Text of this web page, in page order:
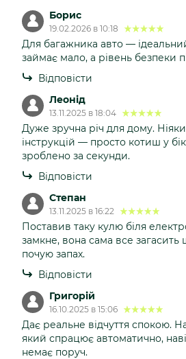
Борис
19.02.2026 в 10:18
Для багажника авто —
займає мало, а рівень безпеки
Відповісти
Леонід
13.11.2025 в 18:04
Дуже зручна річ для дому.
інструкцій — просто котиш у
зроблено за секунди.
Відповісти
Степан
13.11.2025 в 16:22
Поставив таку кулю біля
замкне, вона сама все загасить
почую запах.
Відповісти
Григорій
16.10.2025 в 15:06
Дає реальне відчуття спокою.
який спрацює автоматично,
немає поруч.